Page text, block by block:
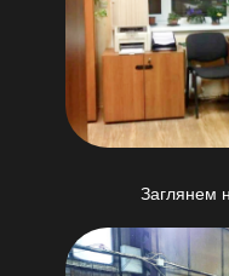
Заглянем